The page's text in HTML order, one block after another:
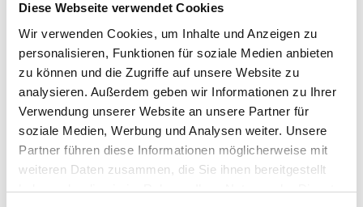
Diese Webseite verwendet Cookies
Wir verwenden Cookies, um Inhalte und Anzeigen zu
personalisieren, Funktionen für soziale Medien anbieten
zu können und die Zugriffe auf unsere Website zu
analysieren. Außerdem geben wir Informationen zu Ihrer
Verwendung unserer Website an unsere Partner für
soziale Medien, Werbung und Analysen weiter. Unsere
Partner führen diese Informationen möglicherweise mit
weiteren Daten zusammen, die Sie ihnen bereitgestellt
haben oder die sie im Rahmen Ihrer Nutzung der Dienste
Gebinde
Umrechnungsfaktoren